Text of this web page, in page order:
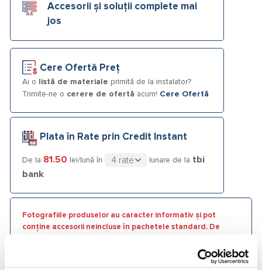
Accesorii și soluții complete mai
jos
Cere Ofertă Preț
Ai o listă de materiale primită de la instalator?
Trimite-ne o cerere de ofertă acum! Cere Ofertă
Plata în Rate prin Credit Instant
De la 81.50 lei/lună în lunare de la tbi
bank
Fotografiile produselor au caracter informativ și pot
conține accesorii neincluse în pachetele standard. De
producător fără preaviz sau pot conține erori de operare.